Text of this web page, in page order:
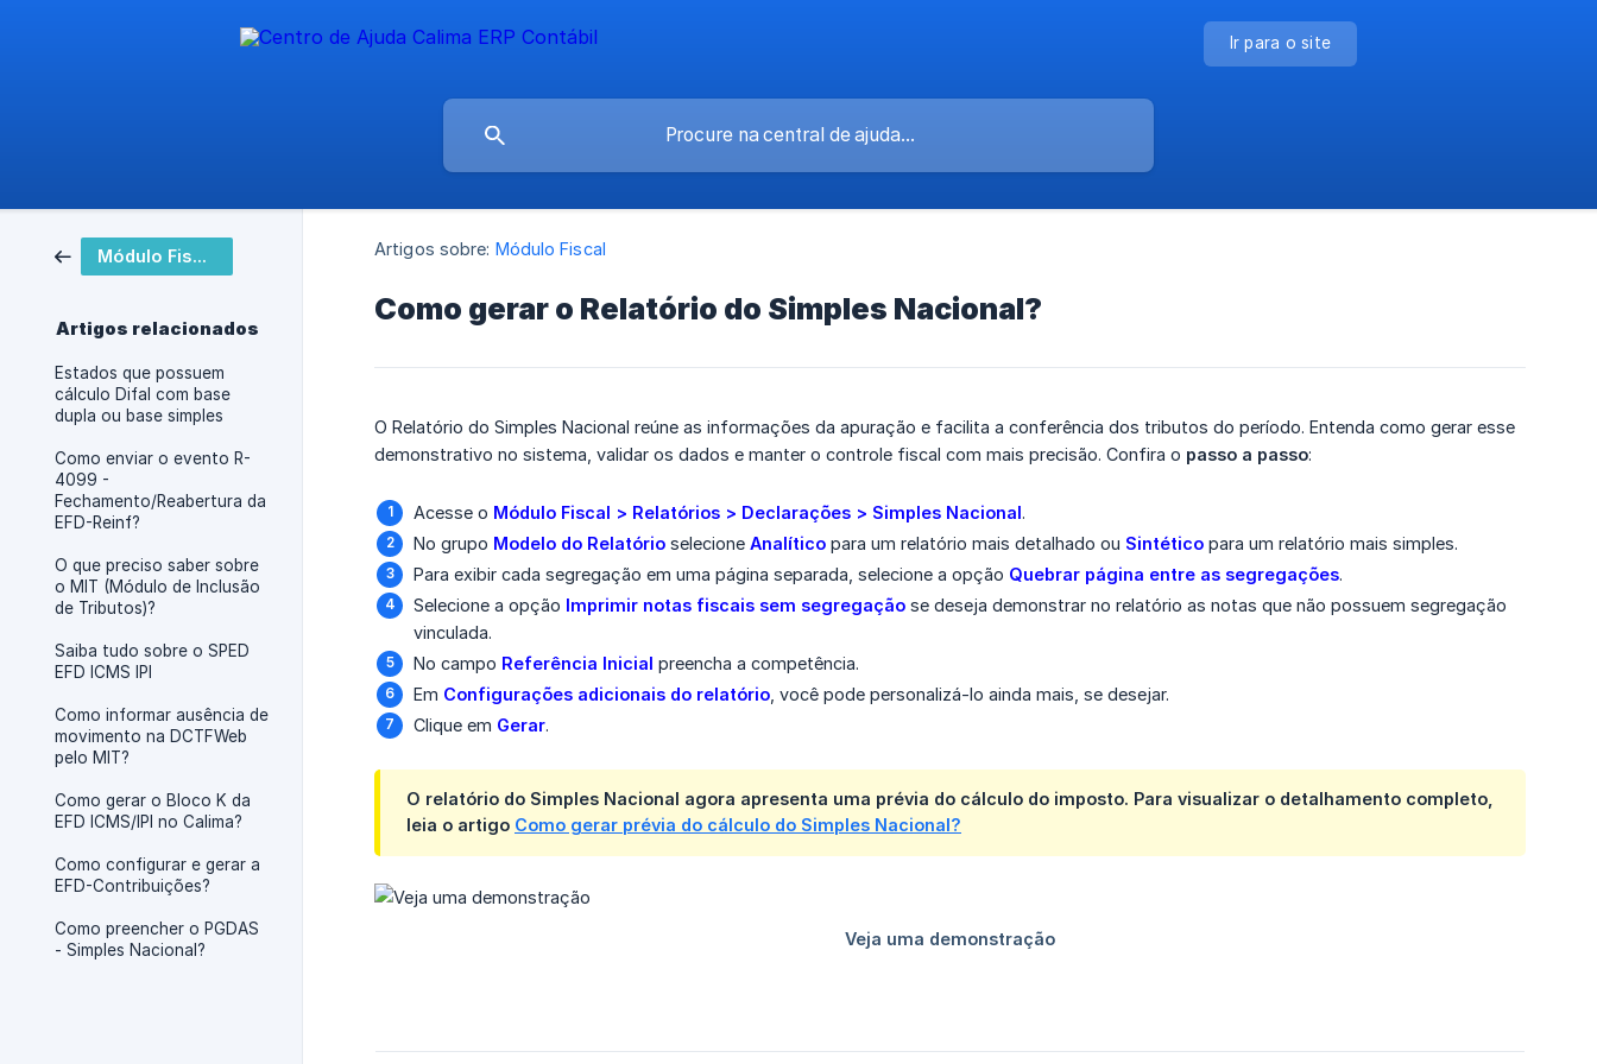
Ir para o site
Módulo Fiscal
Artigos relacionados
Estados que possuem
cálculo Difal com base
dupla ou base simples
Como enviar o evento R-
4099 -
Fechamento/Reabertura da
EFD-Reinf?
O que preciso saber sobre
o MIT (Módulo de Inclusão
de Tributos)?
Saiba tudo sobre o SPED
EFD ICMS IPI
Como informar ausência de
movimento na DCTFWeb
pelo MIT?
Como gerar o Bloco K da
EFD ICMS/IPI no Calima?
Como configurar e gerar a
EFD-Contribuições?
Como preencher o PGDAS
- Simples Nacional?
Artigos sobre: Módulo Fiscal
Como gerar o Relatório do Simples Nacional?
O Relatório do Simples Nacional reúne as informações da apuração e facilita a conferência dos tributos do período. Entenda como gerar esse
demonstrativo no sistema, validar os dados e manter o controle fiscal com mais precisão. Confira o passo a passo:
Acesse o Módulo Fiscal > Relatórios > Declarações > Simples Nacional.
No grupo Modelo do Relatório selecione Analítico para um relatório mais detalhado ou Sintético para um relatório mais simples.
Para exibir cada segregação em uma página separada, selecione a opção Quebrar página entre as segregações.
Selecione a opção Imprimir notas fiscais sem segregação se deseja demonstrar no relatório as notas que não possuem segregação
vinculada.
No campo Referência Inicial preencha a competência.
Em Configurações adicionais do relatório , você pode personalizá-lo ainda mais, se desejar.
Clique em Gerar.
O relatório do Simples Nacional agora apresenta uma prévia do cálculo do imposto. Para visualizar o detalhamento completo,
leia o artigo Como gerar prévia do cálculo do Simples Nacional?